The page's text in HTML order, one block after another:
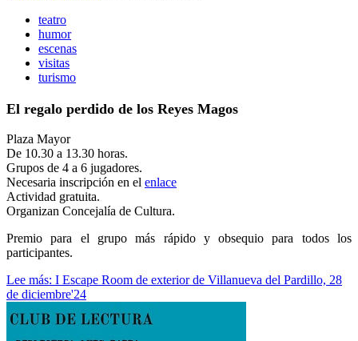
teatro
humor
escenas
visitas
turismo
El regalo perdido de los Reyes Magos
Plaza Mayor
De 10.30 a 13.30 horas.
Grupos de 4 a 6 jugadores.
Necesaria inscripción en el enlace
Actividad gratuita.
Organizan Concejalía de Cultura.
Premio para el grupo más rápido y obsequio para todos los
participantes.
Lee más: I Escape Room de exterior de Villanueva del Pardillo, 28
de diciembre'24